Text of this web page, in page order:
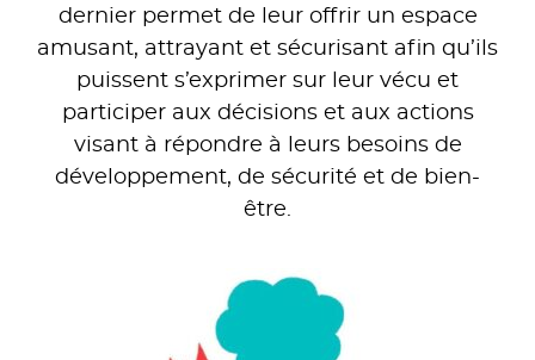
dernier permet de leur offrir un espace
amusant, attrayant et sécurisant afin qu’ils
puissent s’exprimer sur leur vécu et
participer aux décisions et aux actions
visant à répondre à leurs besoins de
développement, de sécurité et de bien-
être.